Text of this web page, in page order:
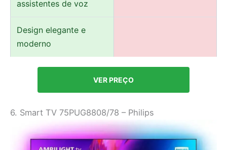
assistentes de voz
Design elegante e
moderno
VER PREÇO
6. Smart TV 75PUG8808/78 – Philips